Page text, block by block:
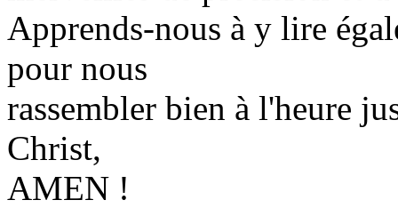
Apprends-nous à y lire
pour nous
rassembler bien à l'heure
Christ,
AMEN !